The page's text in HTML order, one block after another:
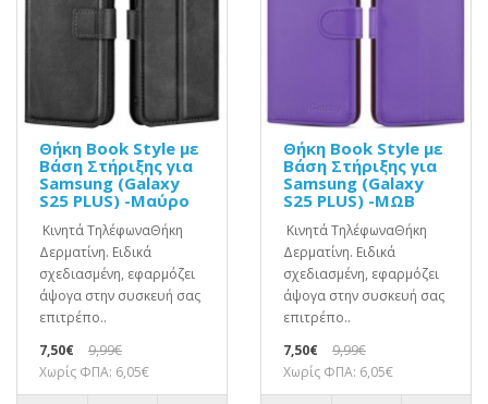
Θήκη Book Style με
Βάση Στήριξης για
Samsung (Galaxy
S25 PLUS) -Μαύρο
Κινητά ΤηλέφωναΘήκη
Δερματίνη. Ειδικά
σχεδιασμένη, εφαρμόζει
άψογα στην συσκευή σας
επιτρέπο..
7,50€
9,99€
Χωρίς ΦΠΑ: 6,05€
Θήκη Book Style με
Βάση Στήριξης για
Samsung (Galaxy
S25 PLUS) -ΜΩΒ
Κινητά ΤηλέφωναΘήκη
Δερματίνη. Ειδικά
σχεδιασμένη, εφαρμόζει
άψογα στην συσκευή σας
επιτρέπο..
7,50€
9,99€
Χωρίς ΦΠΑ: 6,05€